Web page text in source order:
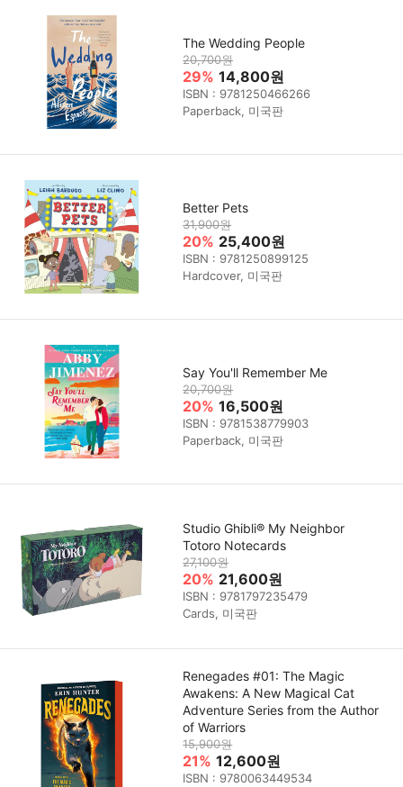
The Wedding People
20,700원
29% 14,800원
ISBN : 9781250466266
Paperback, 미국판
Better Pets
31,900원
20% 25,400원
ISBN : 9781250899125
Hardcover, 미국판
Say You'll Remember Me
20,700원
20% 16,500원
ISBN : 9781538779903
Paperback, 미국판
Studio Ghibli® My Neighbor
Totoro Notecards
27,100원
20% 21,600원
ISBN : 9781797235479
Cards, 미국판
Renegades #01: The Magic
Awakens: A New Magical Cat
Adventure Series from the Author
of Warriors
15,900원
21% 12,600원
ISBN : 9780063449534